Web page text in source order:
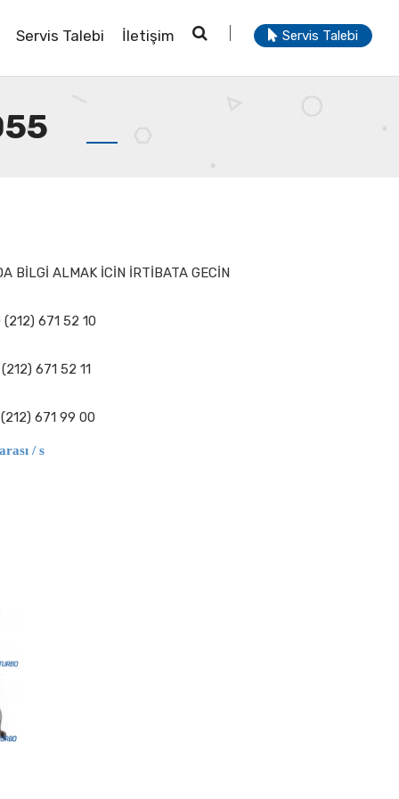
Servis Talebi İletişim Servis Talebi
BİLGİ ALMAK İCİN İRTİBATA GECİN
671 52 10
671 52 11
671 99 00
/ s